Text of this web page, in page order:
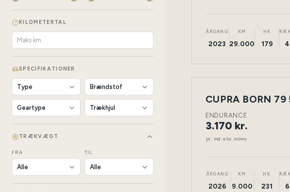
KILOMETERTAL
SPECIFIKATIONER
TRÆKVÆGT
FRA TIL
ÅRGANG
2023
KM
29.000
HK
179
LEASING
NY
ELEKTRISK
CUPRA BORN 79
ENDURANCE
3.170 kr.
pr. md. eks. moms
ÅRGANG
2026
KM
9.000
HK
231